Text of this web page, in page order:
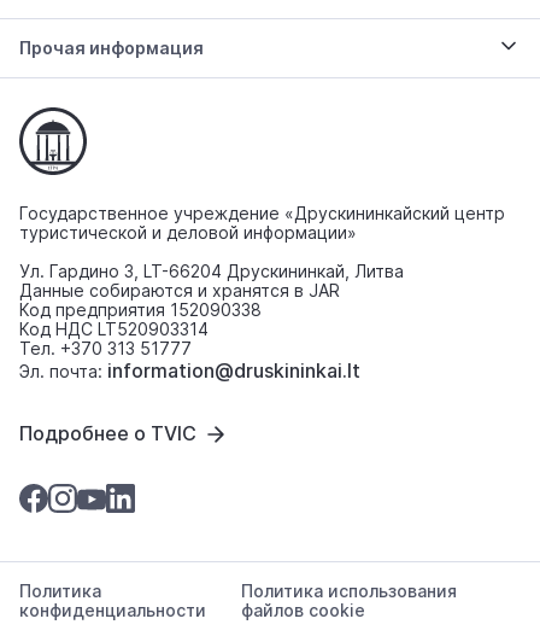
Прочая информация
Государственное учреждение «Друскининкайский центр
туристической и деловой информации»
Ул. Гардино 3, LT-66204 Друскининкай, Литва
Данные собираются и хранятся в JAR
Код предприятия 152090338
Код НДС LT520903314
Тел. +370 313 51777
Эл. почта: information@druskininkai.lt
Подробнее о TVIC
Политика
конфиденциальности
Политика использования
файлов cookie